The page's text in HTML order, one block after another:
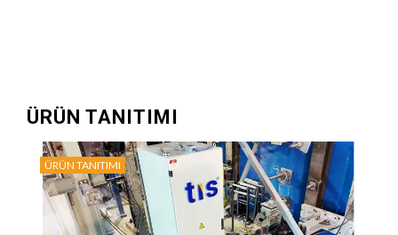
ÜRÜN TANITIMI
ÜRÜN TANITIMI